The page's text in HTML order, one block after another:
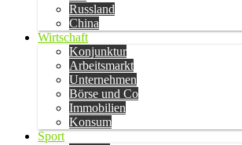
Russland
China
Wirtschaft
Konjunktur
Arbeitsmarkt
Unternehmen
Börse und Co
Immobilien
Konsum
Sport